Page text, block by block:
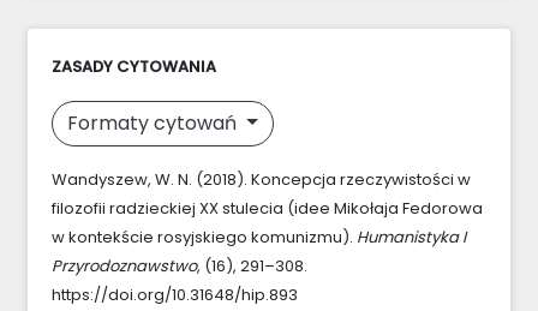
ZASADY CYTOWANIA
Formaty cytowań
Wandyszew, W. N. (2018). Koncepcja rzeczywistości w
filozofii radzieckiej XX stulecia (idee Mikołaja Fedorowa
w kontekście rosyjskiego komunizmu). Humanistyka I
Przyrodoznawstwo, (16), 291–308.
https://doi.org/10.31648/hip.893